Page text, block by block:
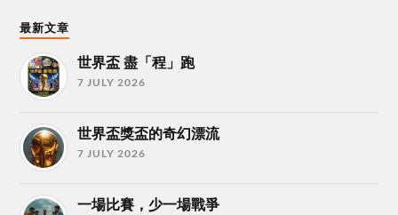
最新文章
世界盃 盡「程」跑
7 JULY 2026
世界盃獎盃的奇幻漂流
7 JULY 2026
一場比賽，少一場戰爭